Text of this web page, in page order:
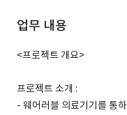
업무 내용
<프로젝트 개요>
프로젝트 소개 :
- 웨어러블 의료기기를 통